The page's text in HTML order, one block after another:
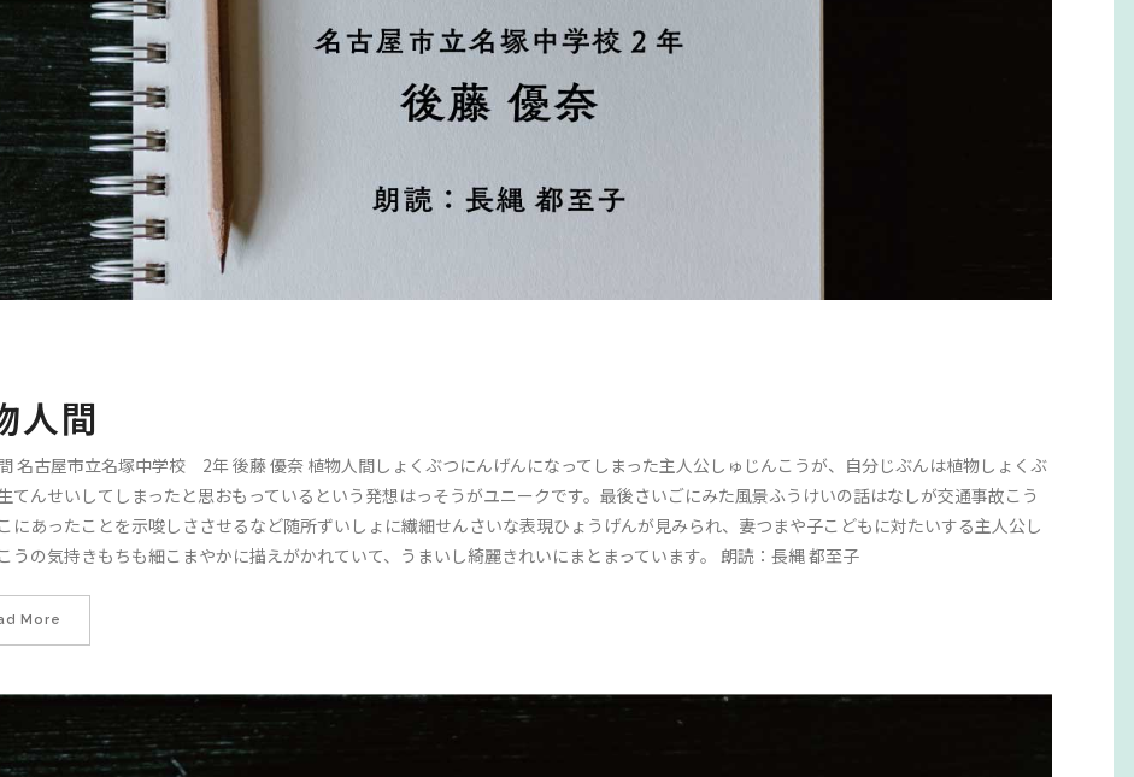
人間
名古屋市立名塚中学校 2年 後藤 優奈 植物人間しょくぶつにんげんになってしまった主人公しゅじんこうが、自分じぶんは植物しょくぶ
てんせいしてしまったと思おもっているという発想はっそうがユニークです。最後さいごにみた風景ふうけいの話はなしが交通事故こう
にあったことを示唆しささせるなど随所ずいしょに繊細せんさいな表現ひょうげんが見みられ、妻つまや子こどもに対たいする主人公し
うの気持きもちも細こまやかに描えがかれていて、うまいし綺麗きれいにまとまっています。 朗読：長縄 都至子
More